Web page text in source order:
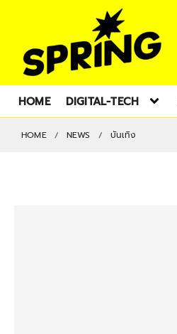
HOME DIGITAL-TECH
HOME NEWS บันเทิง